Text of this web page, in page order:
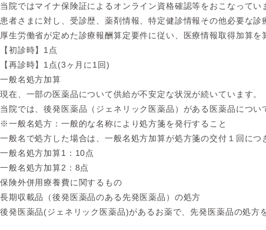
当院ではマイナ保険証によるオンライン資格確認等をおこなってい
患者さまに対し、受診歴、薬剤情報、特定健診情報その他必要な
厚生労働省が定めた診療報酬算定要件に従い、医療情報取得加算を
【初診時】1点
【再診時】1点(3ヶ月に1回)
一般名処方加算
現在、一部の医薬品について供給が不安定な状況が続いています。
当院では、後発医薬品（ジェネリック医薬品）がある医薬品につ
※一般名処方： 一般的な名称により処方箋を発行すること
一般名で処方した場合は、一般名処方加算が処方箋の交付１回につ
一般名処方加算1：10点
一般名処方加算2：8点
保険外併用療養費に関するもの
長期収載品
（後発医薬品のある 先発医薬品）の処方
後発医薬品(ジェネリック医薬品)があるお薬で、先発医薬品の処方